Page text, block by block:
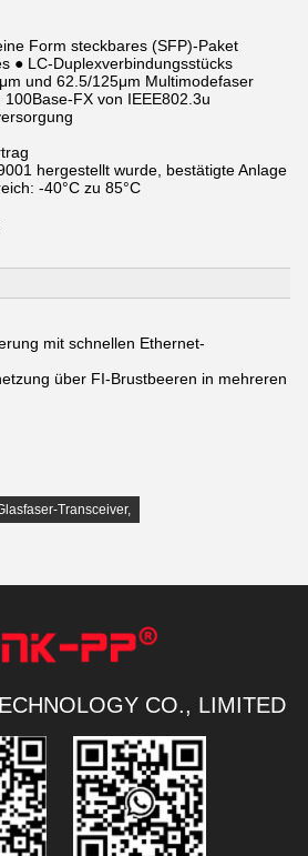
Form steckbares (SFP)-Paket
● LC-Duplexverbindungsstücks
und 62.5/125μm Multimodefaser
FX von IEEE802.3u
hergestellt wurde, bestätigte Anlage
-40°C zu 85°C
mit schnellen Ethernet-
über FI-Brustbeeren in mehreren
Transceiver,
CO., LIMITED